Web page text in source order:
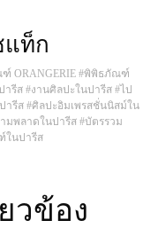
ท็ก
ORANGERIE #พิพิธภัณฑ์
ารีส #งานศิลปะในปารีส #ไป
ารีส #ศิลปะอิมเพรสชั่นนิสม์ใน
มพลาดในปารีส #บัตรรวม
นปารีส
วข้อง